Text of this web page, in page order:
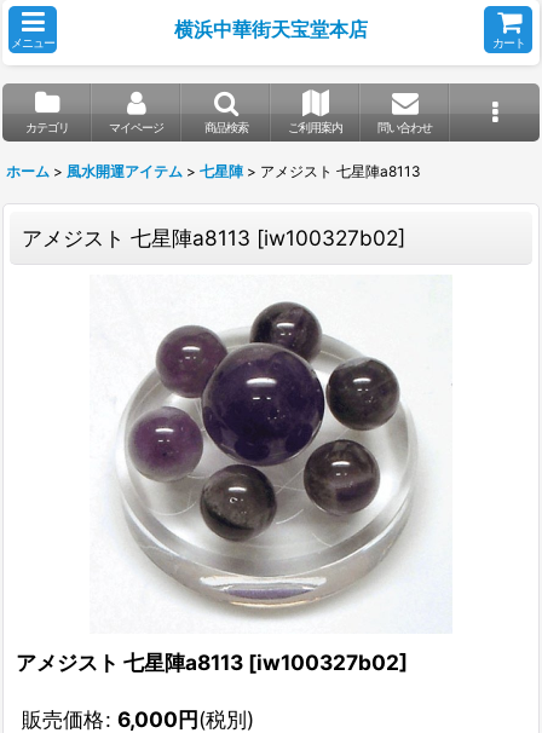
メニュー
横浜中華街天宝堂本店
カート
カテゴリ マイページ 商品検索 ご利用案内 問い合わせ
ホーム > 風水開運アイテム > 七星陣 > アメジスト 七星陣a8113
アメジスト 七星陣a8113 [iw100327b02]
アメジスト 七星陣a8113 [iw100327b02]
販売価格: 6,000円(税別)